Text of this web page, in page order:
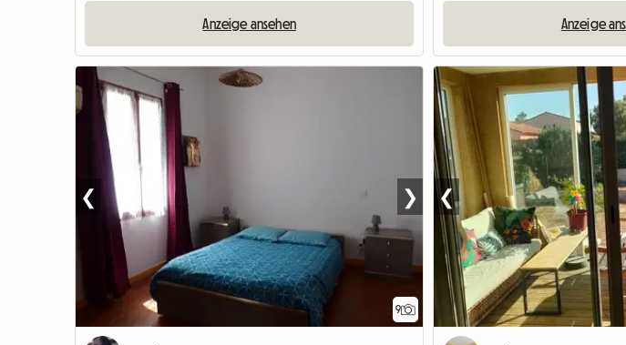
Anzeige ansehen Anzeige
9
❮ ❯ ❮